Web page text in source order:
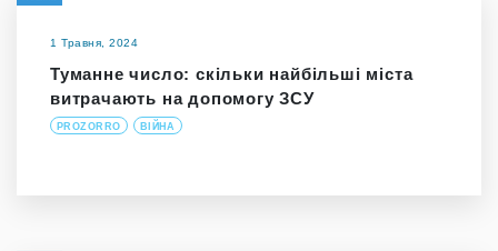
1 Травня, 2024
Туманне число: скільки найбільші міста
витрачають на допомогу ЗСУ
PROZORRO ВІЙНА